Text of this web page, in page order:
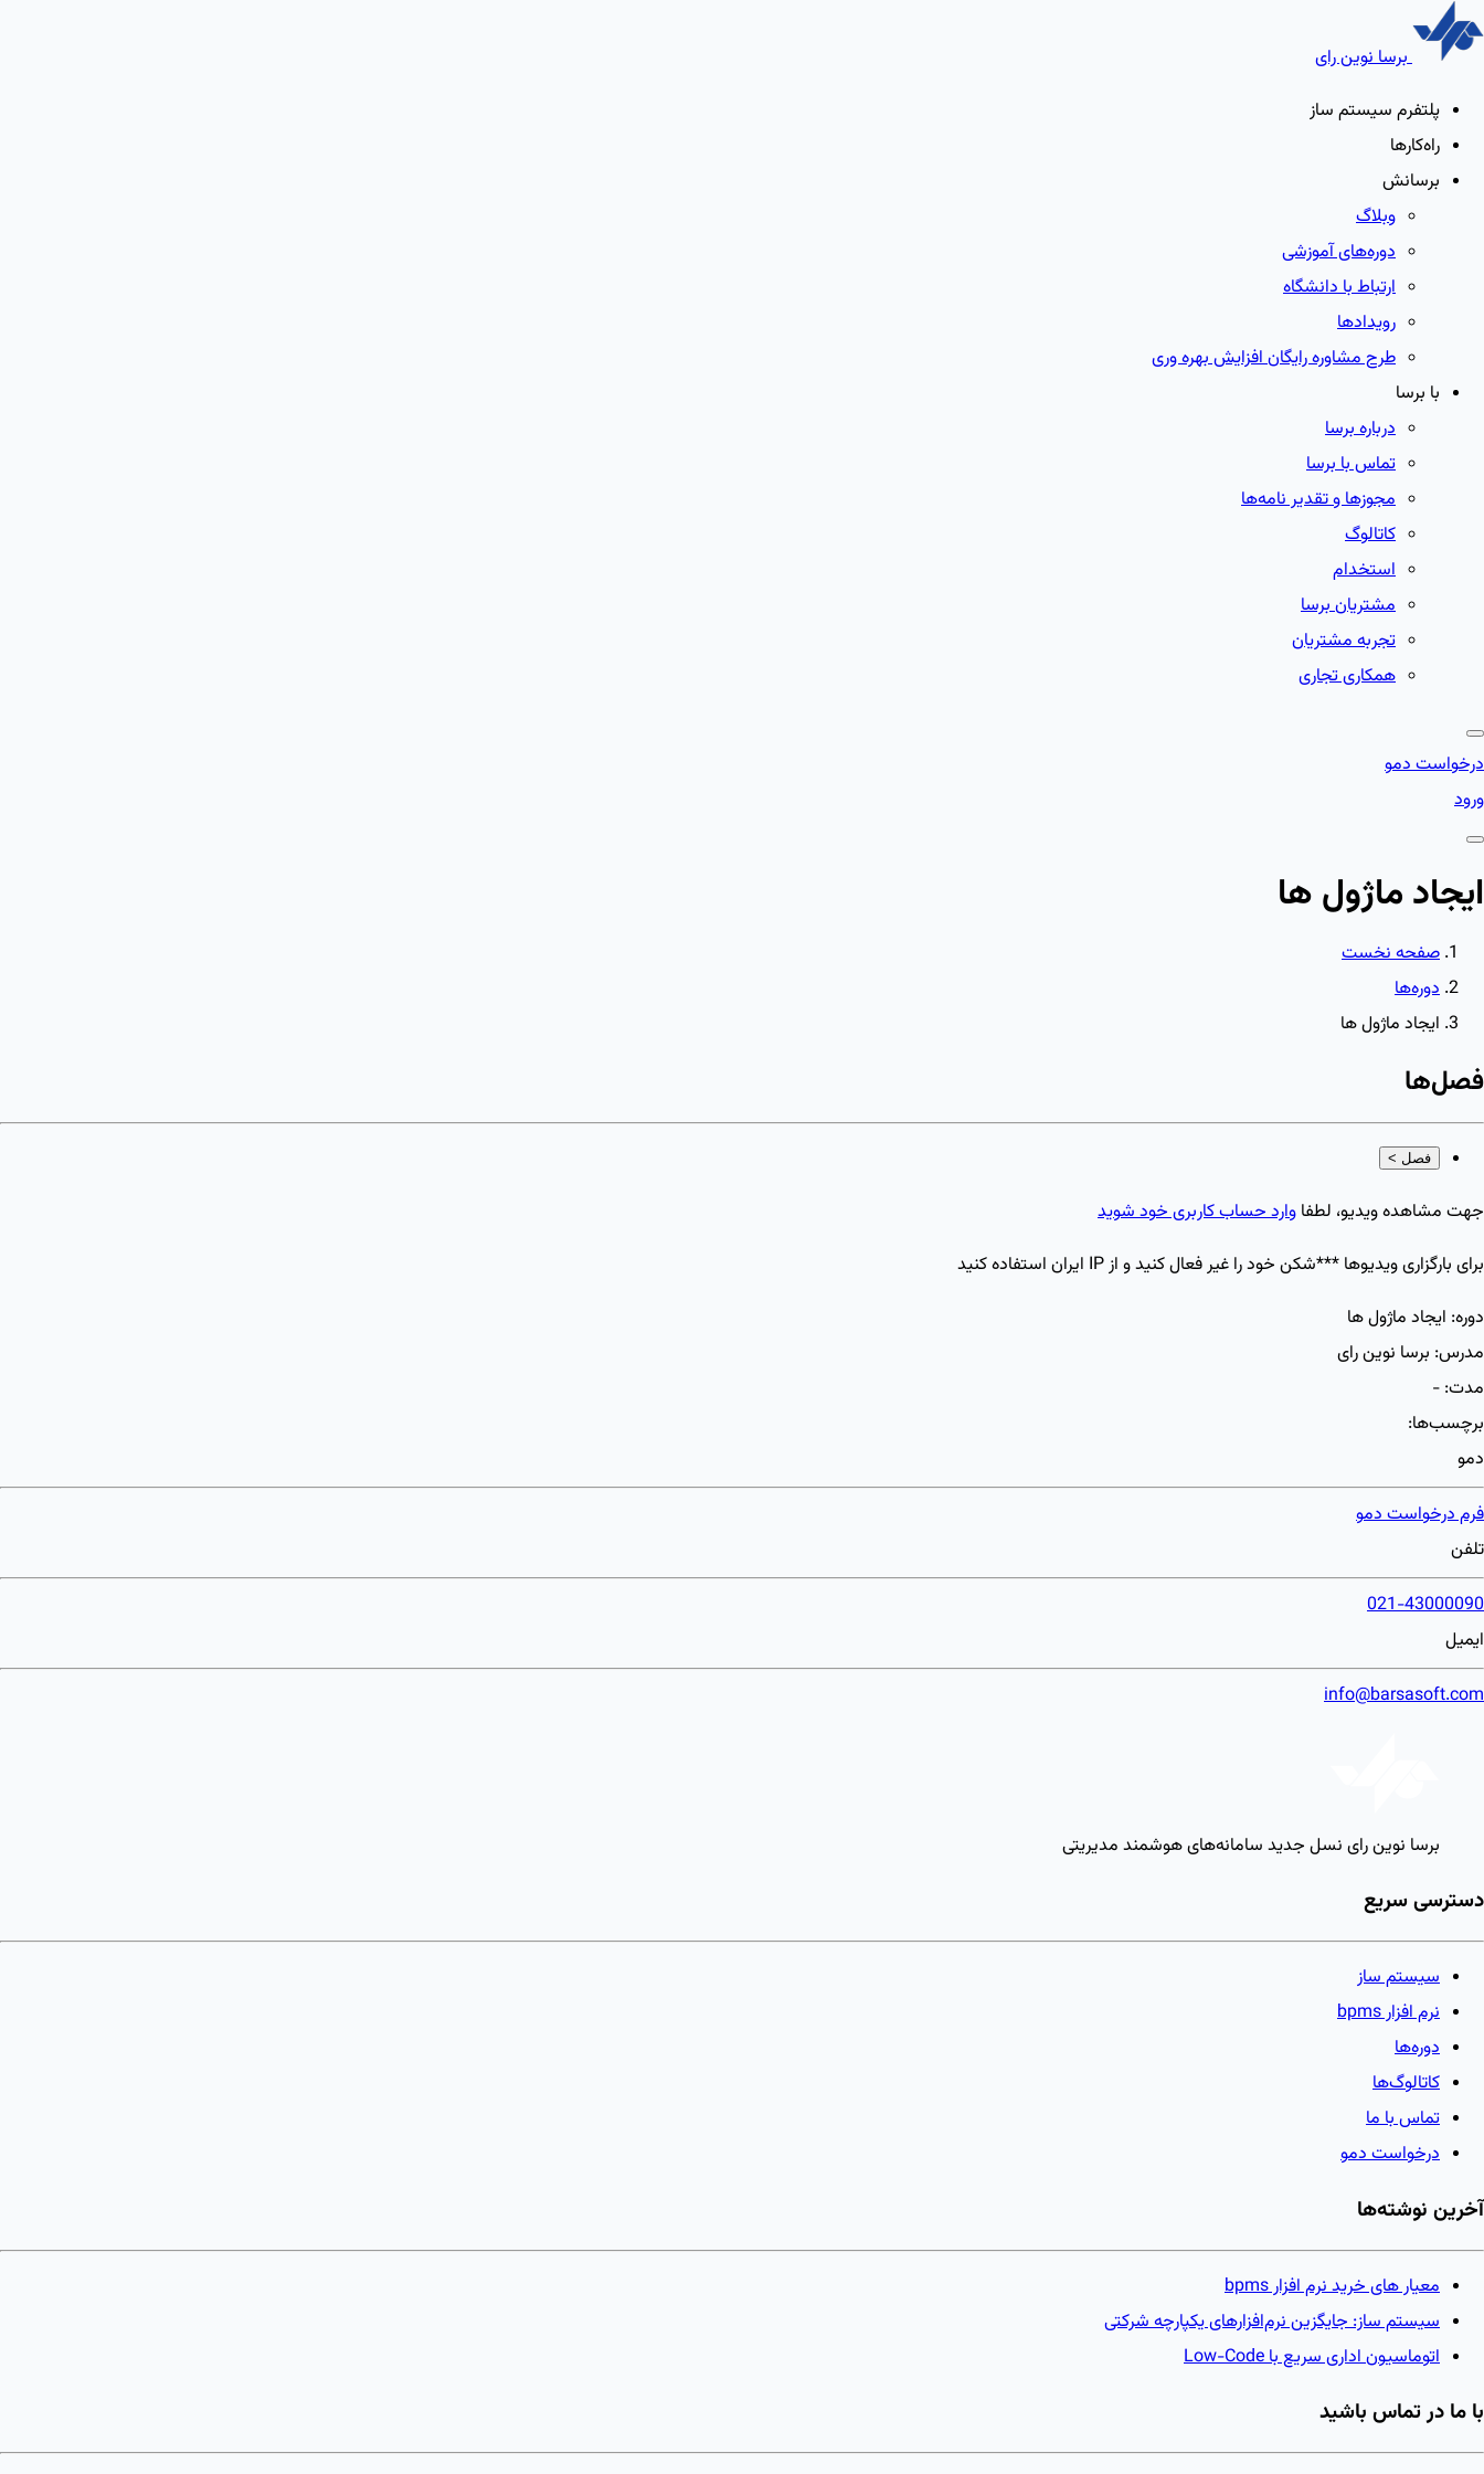
برسا نوین رای
پلتفرم سیستم ساز
راه‌کارها
برسانش
وبلاگ
دوره‌های آموزشی
ارتباط با دانشگاه
رویدادها
طرح مشاوره رایگان افزایش بهره وری
با برسا
درباره برسا
تماس با برسا
مجوزها و تقدیر نامه‌ها
کاتالوگ
استخدام
مشتریان برسا
تجربه مشتریان
همکاری تجاری
درخواست دمو
ورود
ایجاد ماژول ها
صفحه نخست
دوره‌ها
ایجاد ماژول ها
فصل‌ها
فصل >
جهت مشاهده ویدیو، لطفا وارد حساب کاربری خود شوید
برای بارگزاری ویدیو‌ها ***شکن خود را غیر فعال کنید و از IP ایران استفاده کنید
دوره: ایجاد ماژول ها
مدرس: برسا نوین رای
مدت: -
برچسب‌ها:
دمو
فرم درخواست دمو
تلفن
021-43000090
ایمیل
info@barsasoft.com
برسا نوین رای نسل جدید سامانه‌های هوشمند مدیریتی
دسترسی سریع
سیستم ساز
نرم افزار bpms
دوره‌ها
کاتالوگ‌ها
تماس با ما
درخواست دمو
آخرین نوشته‌ها
معیار های خرید نرم افزار bpms
سیستم ساز: جایگزین نرم‌افزارهای یکپارچه شرکتی
اتوماسیون اداری سریع با Low-Code
با ما در تماس باشید